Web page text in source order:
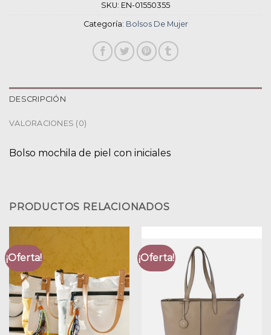
SKU: EN-01550355
Categoría: Bolsos De Mujer
DESCRIPCIÓN
VALORACIONES (0)
Bolso mochila de piel con iniciales
PRODUCTOS RELACIONADOS
¡Oferta! ¡Oferta!